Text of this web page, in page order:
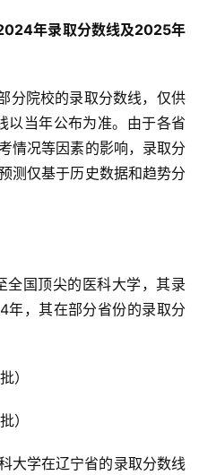
2024年录取分数线及2025年
以当年公布为准。由于各省
情况等因素的影响，录取分
测仅基于历史数据和趋势分
，其在部分省份的录取分
）
）
大学在辽宁省的录取分数线